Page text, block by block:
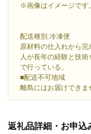
※画像はイメージです。
配送種別:冷凍便
原材料の仕入れから
人が長年の経験と技
で行っている。
■配送不可地域
離島にはお届けできま
返礼品詳細・お申込